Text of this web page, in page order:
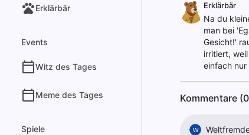
Erklärbär
Events
Witz des Tages
Meme des Tages
Spiele
Erklärbär
Na du
man bei
Gesicht!'
irritiert,
einfach
Kommentare
W